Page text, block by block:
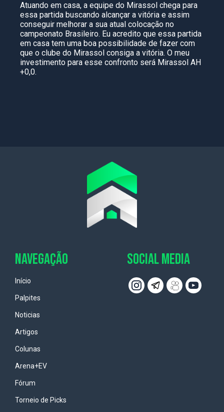
Atuando em casa, a equipe do Mirassol chega para
essa partida buscando alcançar a vitória e assim
conseguir melhorar a sua atual colocação no
campeonato Brasileiro. Eu acredito que essa partida
em casa tem uma boa possibilidade de fazer com
que o clube do Mirassol consiga a vitória. O meu
investimento para esse confronto será Mirassol AH
+0,0.
NAVEGAÇÃO
Início
Palpites
Noticias
Artigos
Colunas
Arena+EV
Fórum
Torneio de Picks
SOCIAL MEDIA